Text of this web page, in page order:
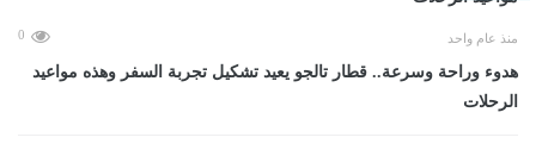
منذ عام واحد 0
هدوء وراحة وسرعة.. قطار تالجو يعيد تشكيل تجربة السفر وهذه مواعيد
الرحلات